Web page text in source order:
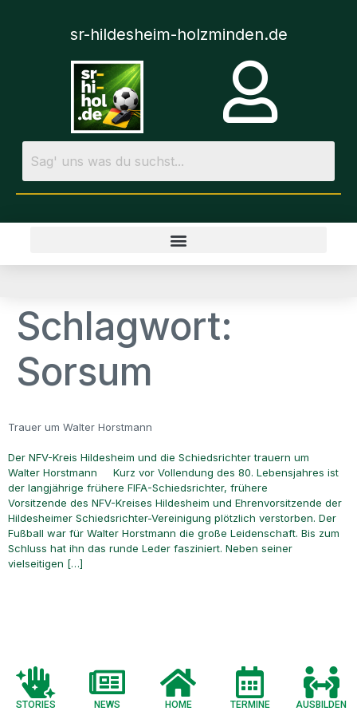
sr-hildesheim-holzminden.de
Schlagwort:
Sorsum
Trauer um Walter Horstmann
Der NFV-Kreis Hildesheim und die Schiedsrichter trauern um
Walter Horstmann Kurz vor Vollendung des 80. Lebensjahres ist
der langjährige frühere FIFA-Schiedsrichter, frühere
Vorsitzende des NFV-Kreises Hildesheim und Ehrenvorsitzende der
Hildesheimer Schiedsrichter-Vereinigung plötzlich verstorben. Der
Fußball war für Walter Horstmann die große Leidenschaft. Bis zum
Schluss hat ihn das runde Leder fasziniert. Neben seiner
vielseitigen […]
STORIES NEWS HOME TERMINE AUSBILDEN